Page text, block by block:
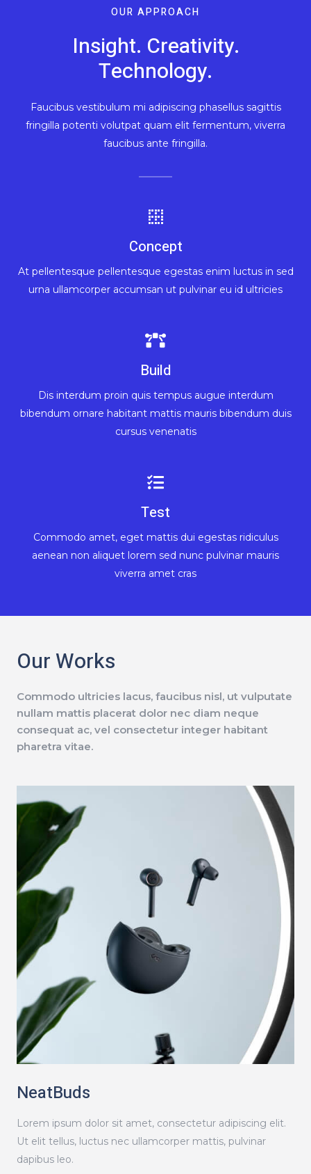
OUR APPROACH
Insight. Creativity.
Technology.
Faucibus vestibulum mi adipiscing phasellus sagittis
fringilla potenti volutpat quam elit fermentum, viverra
faucibus ante fringilla.
Concept
At pellentesque pellentesque egestas enim luctus in sed
urna ullamcorper accumsan ut pulvinar eu id ultricies
Build
Dis interdum proin quis tempus augue interdum
bibendum ornare habitant mattis mauris bibendum duis
cursus venenatis
Test
Commodo amet, eget mattis dui egestas ridiculus
aenean non aliquet lorem sed nunc pulvinar mauris
viverra amet cras
Our Works
Commodo ultricies lacus, faucibus nisl, ut vulputate
nullam mattis placerat dolor nec diam neque
consequat ac, vel consectetur integer habitant
pharetra vitae.
NeatBuds
Lorem ipsum dolor sit amet, consectetur adipiscing elit.
Ut elit tellus, luctus nec ullamcorper mattis, pulvinar
dapibus leo.